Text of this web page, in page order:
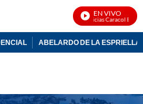
EN VIVO
Noticias Caracol En Vivo
ABELARDO DE LA ESPRIELLA